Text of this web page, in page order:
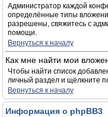
Администратор каждой
определённые типы
разрешены, свяжитесь с
помощи.
Вернуться к началу
Как мне найти мои
Чтобы найти список
личный раздел и щёлкните
Вернуться к началу
Информация о phpBB3